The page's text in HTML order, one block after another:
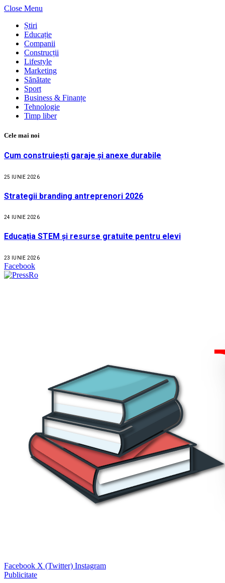
Close Menu
Știri
Educație
Companii
Construcții
Lifestyle
Marketing
Sănătate
Sport
Business & Finanțe
Tehnologie
Timp liber
Cele mai noi
Cum construiești garaje și anexe durabile
25 IUNIE 2026
Strategii branding antreprenori 2026
24 IUNIE 2026
Educația STEM și resurse gratuite pentru elevi
23 IUNIE 2026
Facebook
Facebook X (Twitter) Instagram
Publicitate